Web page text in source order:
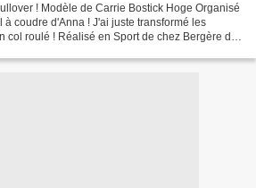
! Modèle de Carrie Bostick Hoge Organisé
à coudre d'Anna ! J'ai juste transformé les
col roulé ! Réalisé en Sport de chez Bergère de